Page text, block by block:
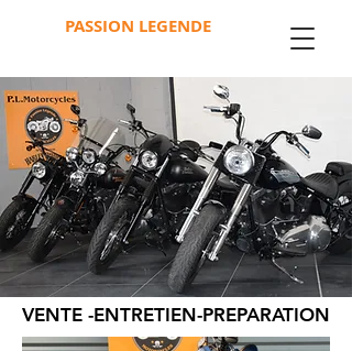
PASSION LEGENDE
VENTE -ENTRETIEN-PREPARATION